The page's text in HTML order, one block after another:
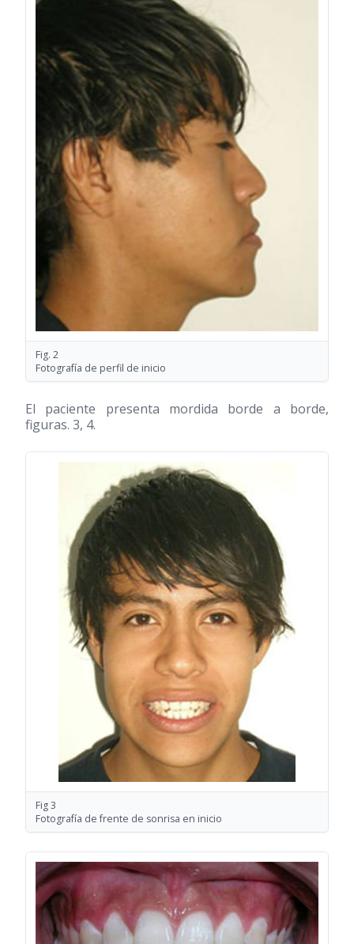
Fig. 2
Fotografía de perfil de inicio
El paciente presenta mordida borde a borde,
figuras. 3, 4.
Fig 3
Fotografía de frente de sonrisa en inicio